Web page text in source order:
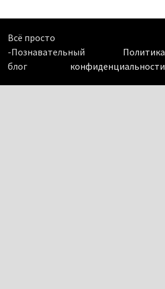
Всё просто
-Познавательный
блог
Политика
конфиденциальности